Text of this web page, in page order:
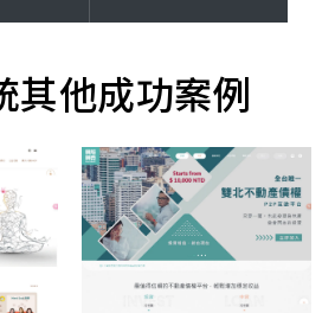
其他成功案例